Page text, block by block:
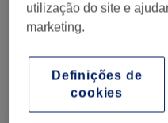
Active Begin Urban
4,9
Oporto
Mostrar no
Verniz Gel Pés
utilização do site e
marketing.
Definições de
cookies